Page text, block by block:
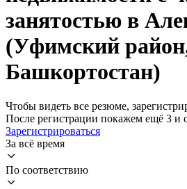
занятостью в
(Уфимский
Башкортостан)
Чтобы видеть все резюме,
После регистрации покажем ещё 3 и
Зарегистрироваться
За всё время
По соответствию